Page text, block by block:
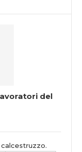
del